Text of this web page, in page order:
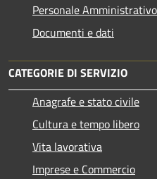
Personale Amministrativo
Documenti e dati
CATEGORIE DI SERVIZIO
Anagrafe e stato civile
Cultura e tempo libero
Vita lavorativa
Imprese e Commercio